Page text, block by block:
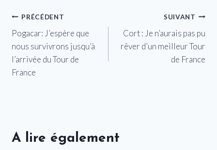
Navigation
de
l’article
PRÉCÉDENT
Pogacar: J’espère que
nous survivrons jusqu’à
l’arrivée du Tour de
France
SUIVANT
Cort : Je n’aurais pas pu
rêver d’un meilleur Tour
de France
A lire également